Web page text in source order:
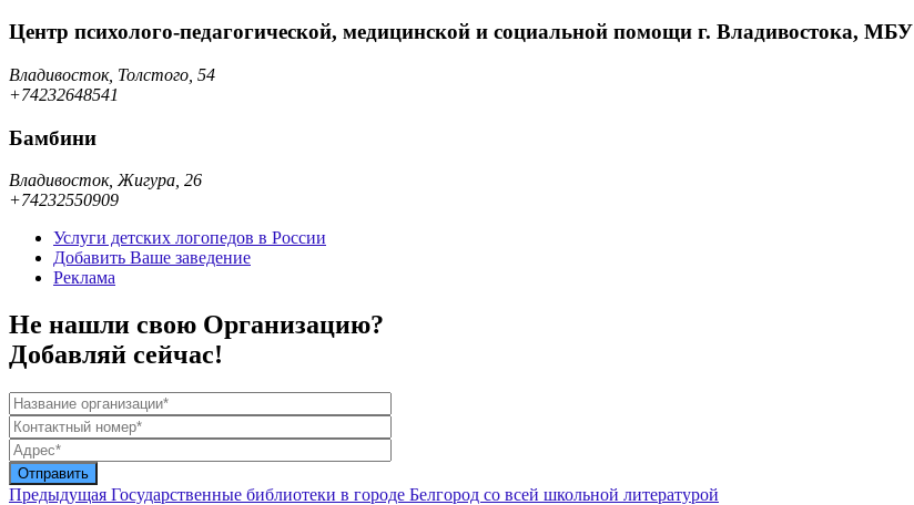
Центр психолого-педагогической, медицинской и социальной помощи г. Владивостока, МБУ
Владивосток, Толстого, 54
+74232648541
Бамбини
Владивосток, Жигура, 26
+74232550909
Услуги детских логопедов в России
Добавить Ваше заведение
Реклама
Не нашли свою Организацию?
Добавляй сейчас!
Предыдущая Государственные библиотеки в городе Белгород со всей школьной литературой